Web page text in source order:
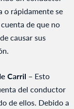
o rápidamente se
de que no
causar sus
Carril – Esto
del conductor
de ellos. Debido a